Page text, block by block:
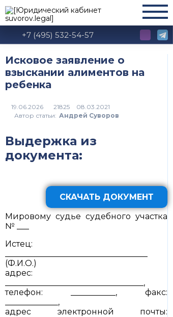
+7 (495) 532-54-57
Исковое заявление о
взыскании алиментов на
ребенка
21825
Автор статьи: Андрей Суворов
Выдержка из
документа:
СКАЧАТЬ ДОКУМЕНТ
Мировому судье судебного участка
№ ___
Истец:
(Ф.И.О.)
адрес:
__________________________________,
телефон: ___________, факс:
_____________,
адрес электронной почты: